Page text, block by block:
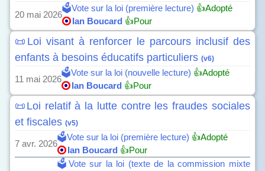
20 mai 2026
🗳️Vote sur la loi (première lecture) 👍Adopté
Ian Boucard 👍Pour
📜Loi visant à renforcer le parcours inclusif des
enfants à besoins éducatifs particuliers (v6)
11 mai 2026
🗳️Vote sur la loi (nouvelle lecture) 👍Adopté
Ian Boucard 👍Pour
📜Loi relatif à la lutte contre les fraudes sociales
et fiscales (v5)
7 avr. 2026
🗳️Vote sur la loi (première lecture) 👍Adopté
Ian Boucard 👍Pour
🗳️Vote sur la loi (texte de la commission mixte